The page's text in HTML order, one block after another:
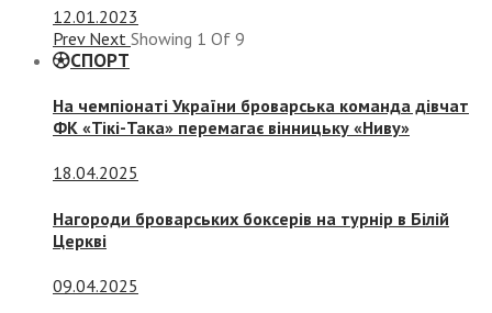
12.01.2023
Prev Next Showing 1 Of 9
СПОРТ
На чемпіонаті України броварська команда дівчат
ФК «Тікі-Така» перемагає вінницьку «Ниву»
18.04.2025
Нагороди броварських боксерів на турнір в Білій
Церкві
09.04.2025